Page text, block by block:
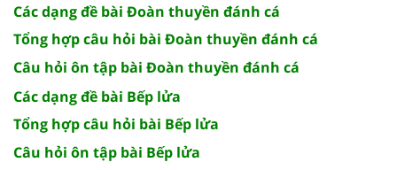
Các dạng đề bài Đoàn thuyền đánh cá
Tổng hợp câu hỏi bài Đoàn thuyền đánh cá
Câu hỏi ôn tập bài Đoàn thuyền đánh cá
Các dạng đề bài Bếp lửa
Tổng hợp câu hỏi bài Bếp lửa
Câu hỏi ôn tập bài Bếp lửa